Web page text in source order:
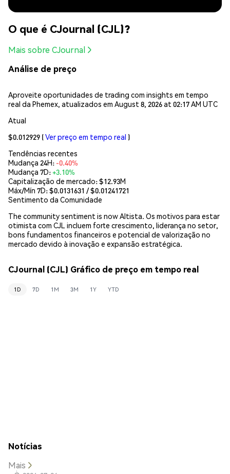
O que é CJournal (CJL)?
Mais sobre CJournal
Análise de preço
Aproveite oportunidades de trading com insights em tempo
real da Phemex, atualizados em August 8, 2026 at 02:17 AM UTC
Atual
$0.012929 (Ver preço em tempo real )
Tendências recentes
Mudança 24H: -0.40%
Mudança 7D:+3.10%
Capitalização de mercado:$12.93M
Máx/Mín 7D: $0.0131631 / $0.01241721
Sentimento da Comunidade
The community sentiment is now Altista. Os motivos para estar
otimista com CJL incluem forte crescimento, liderança no setor,
bons fundamentos financeiros e potencial de valorização no
mercado devido à inovação e expansão estratégica.
CJournal (CJL) Gráfico de preço em tempo real
1D 7D 1M 3M 1Y YTD
Notícias
Mais